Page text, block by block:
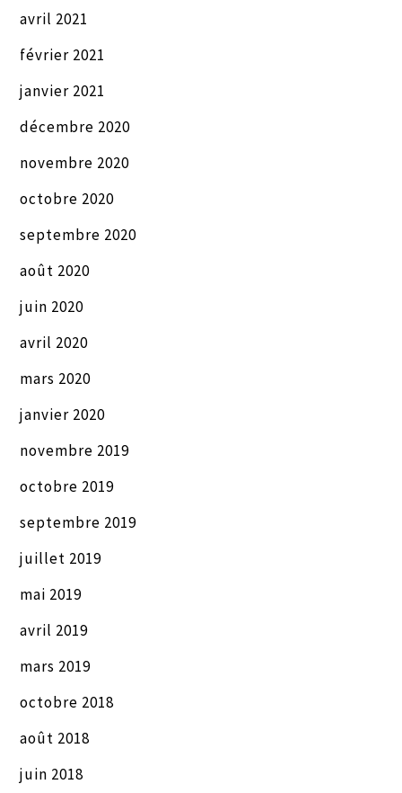
avril 2021
février 2021
janvier 2021
décembre 2020
novembre 2020
octobre 2020
septembre 2020
août 2020
juin 2020
avril 2020
mars 2020
janvier 2020
novembre 2019
octobre 2019
septembre 2019
juillet 2019
mai 2019
avril 2019
mars 2019
octobre 2018
août 2018
juin 2018